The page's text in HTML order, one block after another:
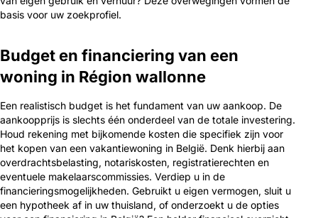
basis voor uw zoekprofiel.
Budget en financiering van een
woning in Région wallonne
Een realistisch budget is het fundament van uw aankoop. De
aankoopprijs is slechts één onderdeel van de totale investering.
Houd rekening met bijkomende kosten die specifiek zijn voor
het kopen van een vakantiewoning in België. Denk hierbij aan
overdrachtsbelasting, notariskosten, registratierechten en
eventuele makelaarscommissies. Verdiep u in de
financieringsmogelijkheden. Gebruikt u eigen vermogen, sluit u
een hypotheek af in uw thuisland, of onderzoekt u de opties